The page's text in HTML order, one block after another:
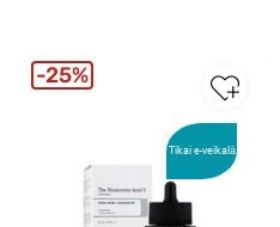
Tikai e-veikalā
25%